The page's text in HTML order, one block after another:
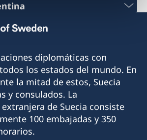
por correo electrónico
aires@gov.se
diplomáticas con
los estados del mundo. En
la mitad de estos, Suecia
y consulados. La
de Suecia consiste
100 embajadas y 350